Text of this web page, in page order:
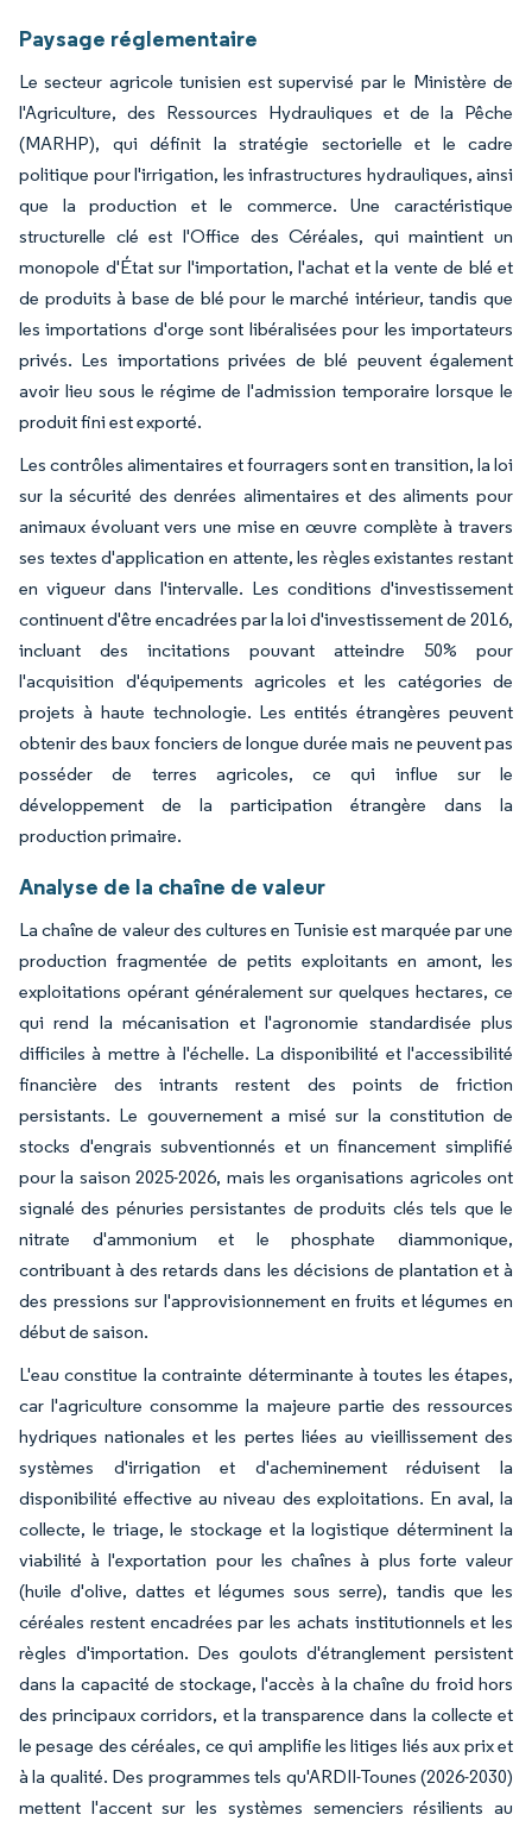
Paysage réglementaire
Le secteur agricole tunisien est supervisé par le Ministère de
l'Agriculture, des Ressources Hydrauliques et de la Pêche
(MARHP), qui définit la stratégie sectorielle et le cadre
politique pour l'irrigation, les infrastructures hydrauliques, ainsi
que la production et le commerce. Une caractéristique
structurelle clé est l'Office des Céréales, qui maintient un
monopole d'État sur l'importation, l'achat et la vente de blé et
de produits à base de blé pour le marché intérieur, tandis que
les importations d'orge sont libéralisées pour les importateurs
privés. Les importations privées de blé peuvent également
avoir lieu sous le régime de l'admission temporaire lorsque le
produit fini est exporté.
Les contrôles alimentaires et fourragers sont en transition, la loi
sur la sécurité des denrées alimentaires et des aliments pour
animaux évoluant vers une mise en œuvre complète à travers
ses textes d'application en attente, les règles existantes restant
en vigueur dans l'intervalle. Les conditions d'investissement
continuent d'être encadrées par la loi d'investissement de 2016,
incluant des incitations pouvant atteindre 50% pour
l'acquisition d'équipements agricoles et les catégories de
projets à haute technologie. Les entités étrangères peuvent
obtenir des baux fonciers de longue durée mais ne peuvent pas
posséder de terres agricoles, ce qui influe sur le
développement de la participation étrangère dans la
production primaire.
Analyse de la chaîne de valeur
La chaîne de valeur des cultures en Tunisie est marquée par une
production fragmentée de petits exploitants en amont, les
exploitations opérant généralement sur quelques hectares, ce
qui rend la mécanisation et l'agronomie standardisée plus
difficiles à mettre à l'échelle. La disponibilité et l'accessibilité
financière des intrants restent des points de friction
persistants. Le gouvernement a misé sur la constitution de
stocks d'engrais subventionnés et un financement simplifié
pour la saison 2025-2026, mais les organisations agricoles ont
signalé des pénuries persistantes de produits clés tels que le
nitrate d'ammonium et le phosphate diammonique,
contribuant à des retards dans les décisions de plantation et à
des pressions sur l'approvisionnement en fruits et légumes en
début de saison.
L'eau constitue la contrainte déterminante à toutes les étapes,
car l'agriculture consomme la majeure partie des ressources
hydriques nationales et les pertes liées au vieillissement des
systèmes d'irrigation et d'acheminement réduisent la
disponibilité effective au niveau des exploitations. En aval, la
collecte, le triage, le stockage et la logistique déterminent la
viabilité à l'exportation pour les chaînes à plus forte valeur
(huile d'olive, dattes et légumes sous serre), tandis que les
céréales restent encadrées par les achats institutionnels et les
règles d'importation. Des goulots d'étranglement persistent
dans la capacité de stockage, l'accès à la chaîne du froid hors
des principaux corridors, et la transparence dans la collecte et
le pesage des céréales, ce qui amplifie les litiges liés aux prix et
à la qualité. Des programmes tels qu'ARDII-Tounes (2026-2030)
mettent l'accent sur les systèmes semenciers résilients au